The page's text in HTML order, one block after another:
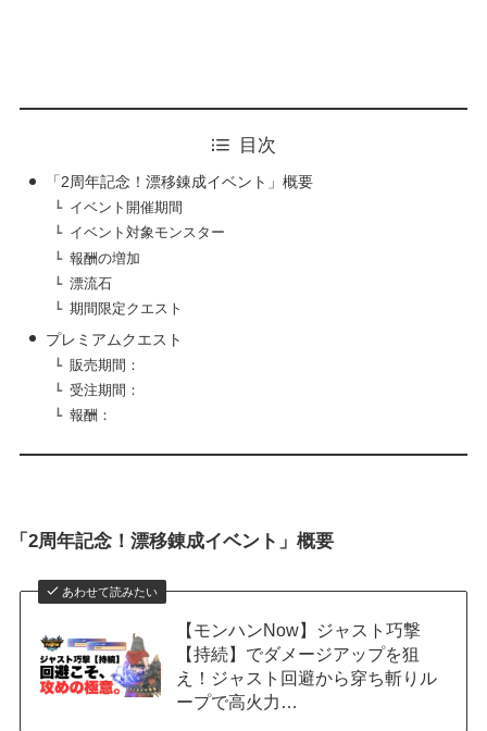
目次
「2周年記念！漂移錬成イベント」概要
イベント開催期間
イベント対象モンスター
報酬の増加
漂流石
期間限定クエスト
プレミアムクエスト
販売期間：
受注期間：
報酬：
「2周年記念！漂移錬成イベント」概要
あわせて読みたい
【モンハンNow】ジャスト巧撃
【持続】でダメージアップを狙
え！ジャスト回避から穿ち斬りル
ープで高火力…